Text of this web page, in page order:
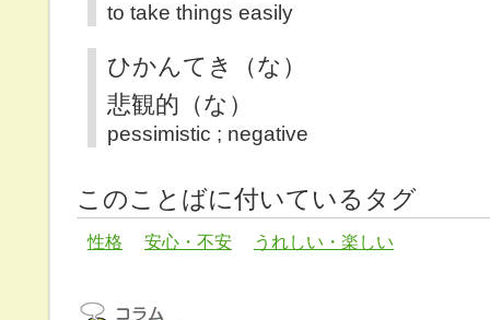
to take things easily
ひかんてき（な）
悲観的（な）
pessimistic ; negative
このことばに付いているタグ
性格 安心・不安 うれしい・楽しい